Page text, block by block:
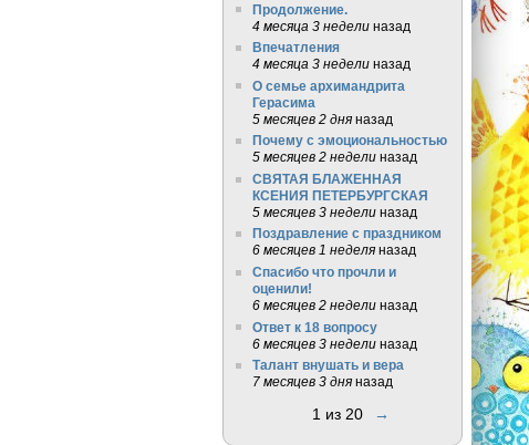
Продолжение.
4 месяца 3 неделиназад
Впечатления
4 месяца 3 неделиназад
О семье архимандрита
Герасима
5 месяцев 2 дняназад
Почему с эмоциональностью
5 месяцев 2 неделиназад
СВЯТАЯ БЛАЖЕННАЯ
КСЕНИЯ ПЕТЕРБУРГСКАЯ
5 месяцев 3 неделиназад
Поздравление с праздником
6 месяцев 1 неделяназад
Спасибо что прочли и
оценили!
6 месяцев 2 неделиназад
Ответ к 18 вопросу
6 месяцев 3 неделиназад
Талант внушать и вера
7 месяцев 3 дняназад
1 из 20 →